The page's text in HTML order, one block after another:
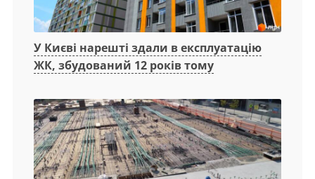
У Києві нарешті здали в експлуатацію
ЖК, збудований 12 років тому